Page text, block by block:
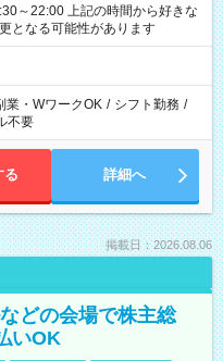
時間から好きな
となる可能性があります
業・WワークOK / シフト勤務 /
不要
る 詳細へ
掲載日：2026.08.06
どの会場で株主総
いOK